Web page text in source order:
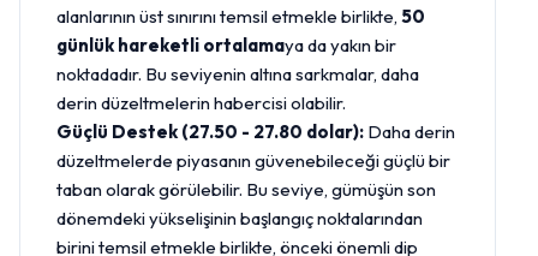
alanlarının üst sınırını temsil etmekle birlikte, 50
günlük hareketli ortalamaya da yakın bir
noktadadır. Bu seviyenin altına sarkmalar, daha
derin düzeltmelerin habercisi olabilir.
Güçlü Destek (27.50 - 27.80 dolar): Daha derin
düzeltmelerde piyasanın güvenebileceği güçlü bir
taban olarak görülebilir. Bu seviye, gümüşün son
dönemdeki yükselişinin başlangıç noktalarından
birini temsil etmekle birlikte, önceki önemli dip